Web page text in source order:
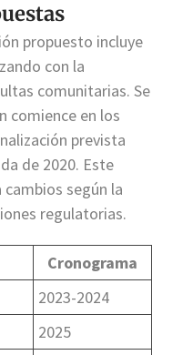
propuesto incluye
con la
comunitarias. Se
comience en los
prevista
de 2020. Este
según la
regulatorias.
Cronograma
2023-2024
2025